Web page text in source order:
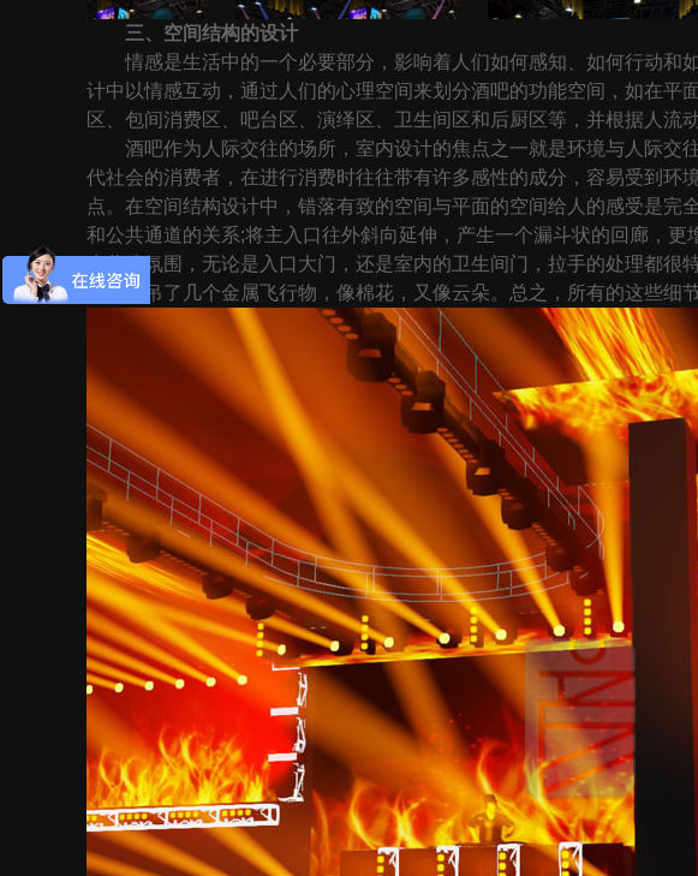
三、空间结构的设计
情感是生活中的一个必要部分，影响着人们如何感知、如何行动和
计中以情感互动，通过人们的心理空间来划分酒吧的功能空间，如在
区、包间消费区、吧台区、演绎区、卫生间区和后厨区等，并根据人流
酒吧作为人际交往的场所，室内设计的焦点之一就是环境与人际交
代社会的消费者，在进行消费时往往带有许多感性的成分，容易受到环
点。在空间结构设计中，错落有致的空间与平面的空间给人的感受是
和公共通道的关系;将主入口往外斜向延伸，产生一个漏斗状的回廊，
来营造氛围，无论是入口大门，还是室内的卫生间门，拉手的处理都
上空悬吊了几个金属飞行物，像棉花，又像云朵。总之，所有的这些细